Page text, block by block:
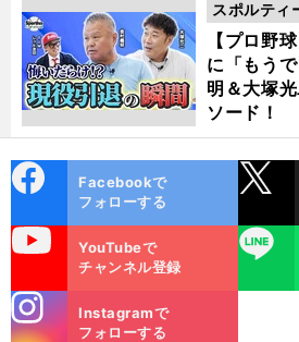
【プロ野
に「もう
明＆大塚
ソード！
スポルティ
動画
ok
Facebookで
フォローする
YouTubeで
チャンネル登録
LINE
m
Instagramで
フォローする